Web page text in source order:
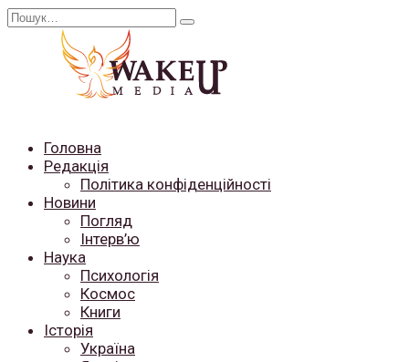
Перейти
Search
Головна
Редакція
Політика конфіденційності
Новини
Погляд
Інтерв’ю
Наука
Психологія
Космос
Книги
Історія
Україна